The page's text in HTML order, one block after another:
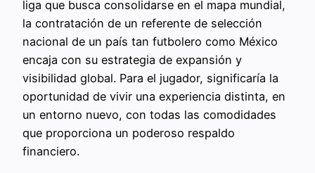
liga que busca consolidarse en el mapa mundial,
la contratación de un referente de selección
nacional de un país tan futbolero como México
encaja con su estrategia de expansión y
visibilidad global. Para el jugador, significaría la
oportunidad de vivir una experiencia distinta, en
un entorno nuevo, con todas las comodidades
que proporciona un poderoso respaldo
financiero.